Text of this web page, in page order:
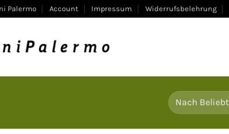
Palermo Account Impressum Widerrufsbelehrung